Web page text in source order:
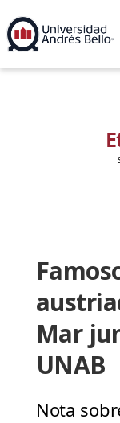
Mar
UNAB
Nota